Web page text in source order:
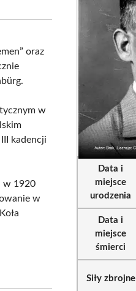
oraz
w
kadencji
w 1920
w
Data i
miejsce
urodzenia
Data i
miejsce
śmierci
Siły zbrojne